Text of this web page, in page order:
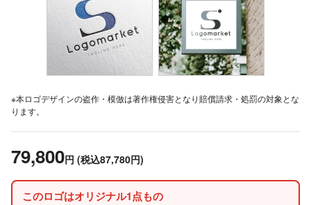
※本ロゴデザインの盗作・模倣は著作権侵害となり賠償請求・処罰の対象とな
ります。
79,800円 (税込87,780円)
このロゴはオリジナル1点もの